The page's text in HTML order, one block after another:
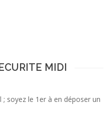
MIDI
soyez le 1er à en déposer un